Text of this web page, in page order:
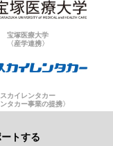
宝塚医療大学
〈産学連携〉
スカイレンタカー
ンタカー事業の提携〉
トする